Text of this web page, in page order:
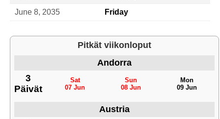
June 8, 2035 Friday
Pitkät viikonloput
Andorra
3
Päivät
Sat
07 Jun
Sun
08 Jun
Mon
09 Jun
Austria